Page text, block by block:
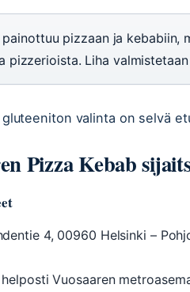
painottuu pizzaan ja
pizzerioista. Liha
valinta on selvä
Pizza Kebab
4, 00960 Helsinki –
Vuosaaren